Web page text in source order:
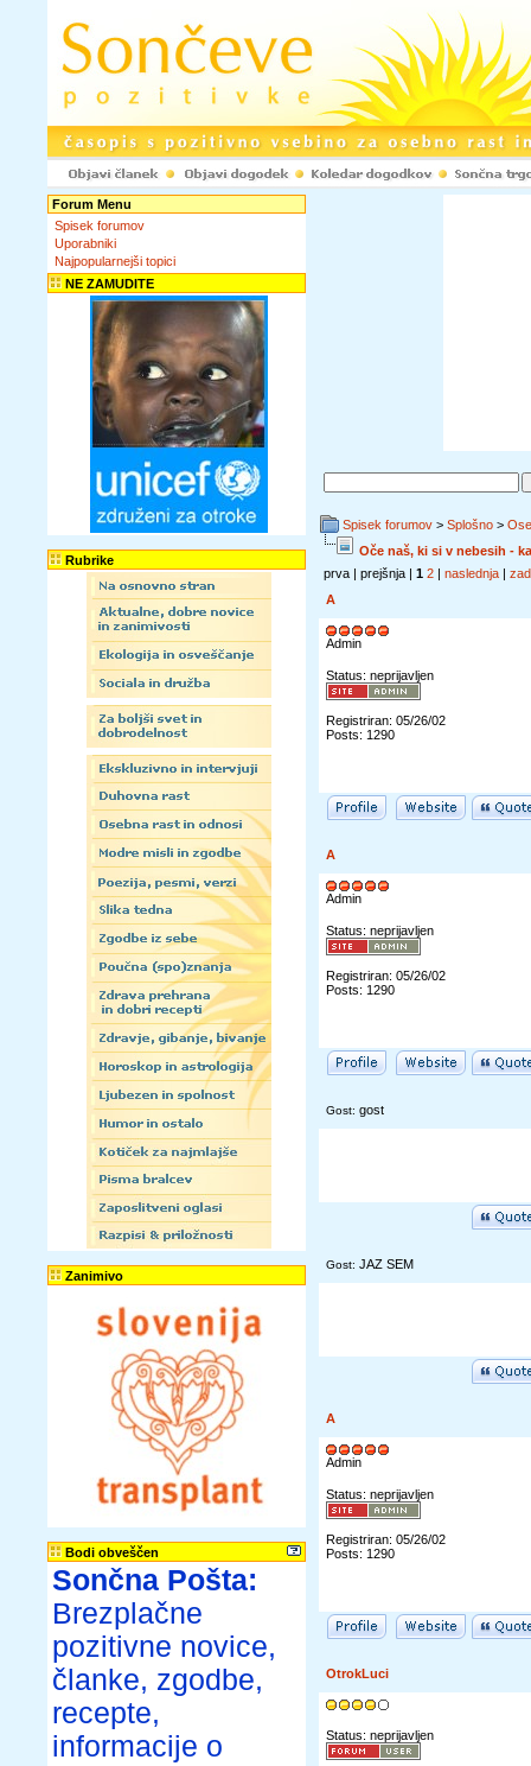
Forum Menu
Spisek forumov
Uporabniki
Najpopularnejši topici
NE ZAMUDITE
Rubrike
Zanimivo
Bodi obveščen
Sončna Pošta:
Brezplačne
pozitivne novice,
članke, zgodbe,
recepte,
informacije o
Spisek forumov > Splošno >
Oče naš, ki si v nebesih -
prva | prejšnja | 1 2 | naslednja |
A
Admin
Status: neprijavljen
Registriran: 05/26/02
Posts: 1290
A
Admin
Status: neprijavljen
Registriran: 05/26/02
Posts: 1290
Gost: gost
Gost: JAZ SEM
A
Admin
Status: neprijavljen
Registriran: 05/26/02
Posts: 1290
OtrokLuci
Status: neprijavljen